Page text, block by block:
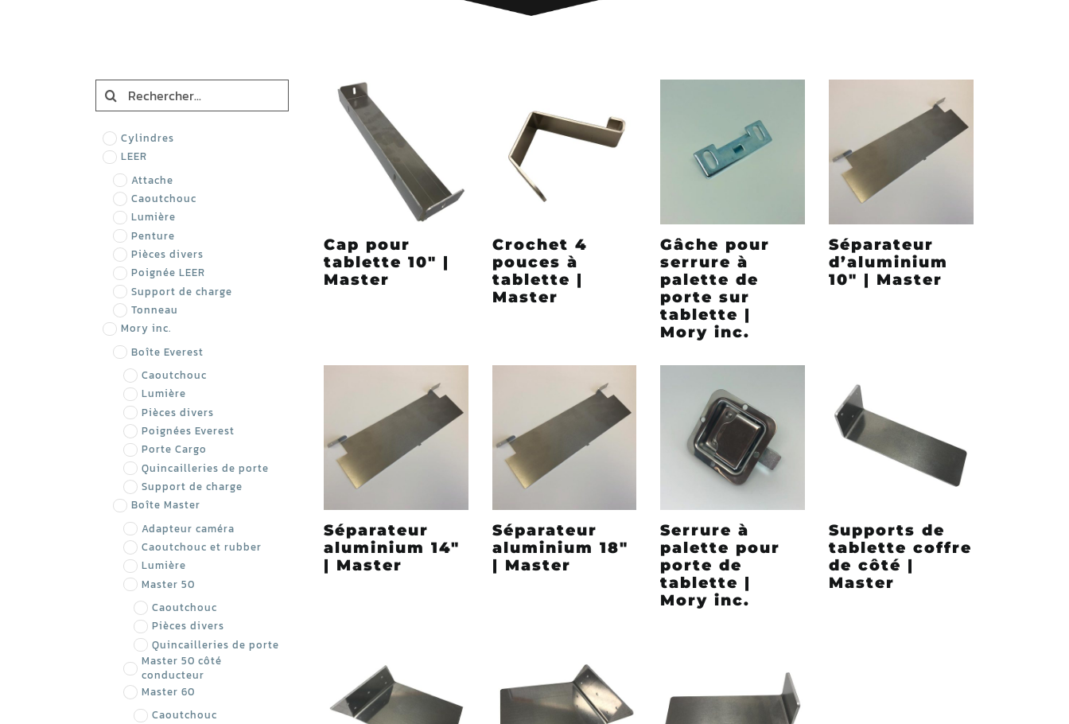
Search
for:
Cylindres
LEER
Attache
Caoutchouc
Lumière
Penture
Pièces divers
Poignée LEER
Support de charge
Tonneau
Mory inc.
Boîte Everest
Caoutchouc
Lumière
Pièces divers
Poignées Everest
Porte Cargo
Quincailleries de porte
Support de charge
Boîte Master
Adapteur caméra
Caoutchouc et rubber
Lumière
Master 50
Caoutchouc
Pièces divers
Quincailleries de porte
Master 50 côté
conducteur
Master 60
Caoutchouc
Cap pour
tablette 10″ |
Master
Crochet 4
pouces à
tablette |
Master
Gâche pour
serrure à
palette de
porte sur
tablette |
Mory inc.
Séparateur
d’aluminium
10″ | Master
Séparateur
aluminium 14″
| Master
Séparateur
aluminium 18″
| Master
Serrure à
palette pour
porte de
tablette |
Mory inc.
Supports de
tablette coffre
de côté |
Master